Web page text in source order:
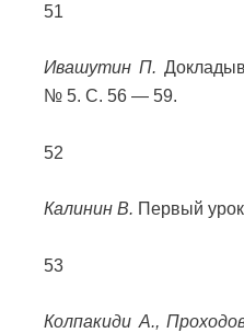
51
Ивашутин П.
№ 5. С. 56 — 59.
52
Калинин В. Первый
53
Колпакиди А.,